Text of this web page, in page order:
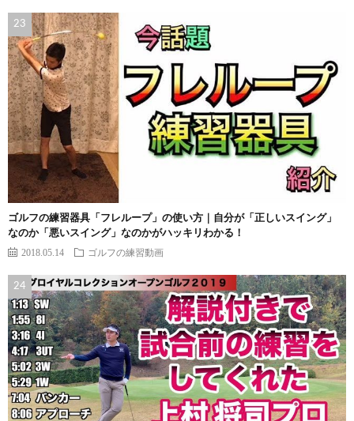
ゴルフの練習器具「フレループ」の使い方｜自分が「正しいスイング」
なのか「悪いスイング」なのかがハッキリわかる！
2018.05.14 ゴルフの練習動画